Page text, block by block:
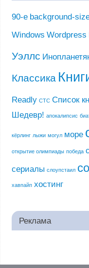
90-е background-
Windows Wordpress
Уэллс
Классика
Readly СТС Список
Шедевр! апокалипсис
кёрлинг лыжи могул море
открытие олимпиады победа
сериалы слоупстаил
хавпайп хостинг
Реклама